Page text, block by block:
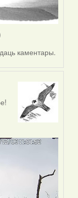
каментары.